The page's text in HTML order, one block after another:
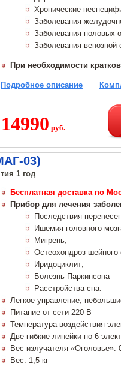
Хронические
Заболевания
Заболевания половых
Заболевания венозной
При необходимости
Подробное описание
14990 руб.
03)
1 год
Бесплатная доставка по
Прибор для лечения
Последствия
Ишемия головного
Мигрень;
Остеохондроз шейного
Иридоциклит;
Болезнь Паркинсона
Расстройства сна.
Легкое управление,
Питание от сети 220 В
Температура воздействия
Две гибкие линейки по 6
Вес излучателя «Оголовье»:
Вес: 1,5 кг